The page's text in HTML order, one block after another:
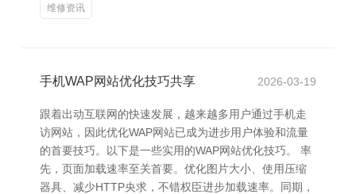
维修资讯
手机WAP网站优化技巧共享 2026-03-19
跟着出动互联网的快速发展，越来越多用户通过手机走
访网站，因此优化WAP网站已成为进步用户体验和流量
的首要技巧。以下是一些实用的WAP网站优化技巧。 率
先，页面加载速率至关首要。优化图片大小、使用压缩
器具、减少HTTP央求，不错权臣进步加载速率。同期，